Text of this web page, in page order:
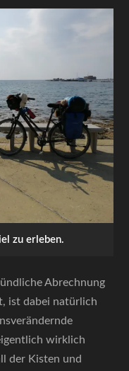
zu erleben.
Abrechnung
ist dabei natürlich
wirklich
der Kisten und